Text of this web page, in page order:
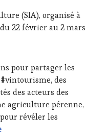
(SIA), organisé à
22 février au 2 mars
pour partager les
des
des acteurs des
agriculture pérenne,
révéler les
Salon International de